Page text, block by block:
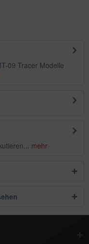
09 Tracer Modelle
mehr